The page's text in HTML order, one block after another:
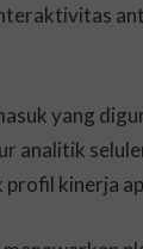
yang
analitik
kinerja